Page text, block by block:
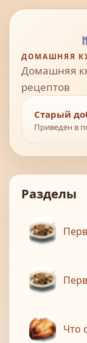
ДОМАШНЯЯ
Домашняя
рецептов
Старый
Приведен в
Разделы
Что